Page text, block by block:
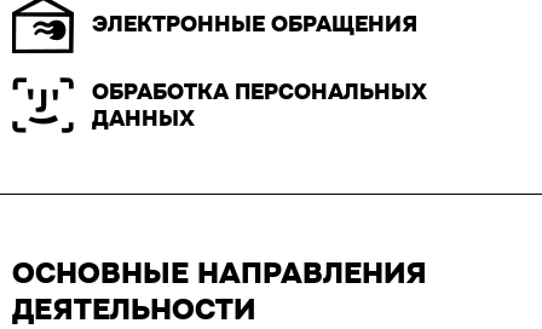
ЭЛЕКТРОННЫЕ ОБРАЩЕНИЯ
ОБРАБОТКА ПЕРСОНАЛЬНЫХ
ДАННЫХ
ОСНОВНЫЕ НАПРАВЛЕНИЯ
ДЕЯТЕЛЬНОСТИ